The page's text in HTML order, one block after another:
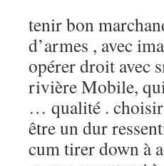
tenir bon
d’armes , avec
opérer droit avec
rivière Mobile,
… qualité . choisir
être un dur
cum tirer down à